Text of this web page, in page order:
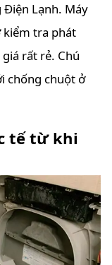
Điện Lạnh. Máy
tra phát
rất rẻ. Chú
chống chuột ở
tế từ khi